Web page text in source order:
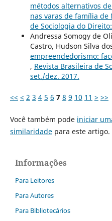
métodos alternativos
nas varas de família de
de Sociologia do
Andressa Somogy de
Castro, Hudson Silva
empreendedorismo:
, Revista Brasileira de
set./dez. 2017.
<< < 2 3 4 5 6 7 8 9 10 11 > >>
Você também pode iniciar
similaridadepara este artigo.
Informações
Para Leitores
Para Autores
Para Bibliotecários